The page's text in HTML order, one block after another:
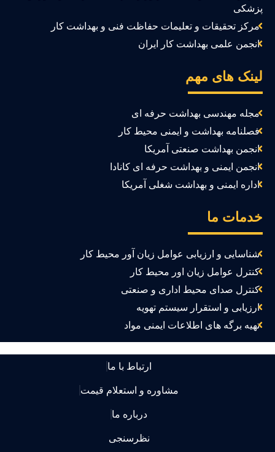
مرکز تحقیقات و تعلیمات حفاظت فنی و بهداشت کار
انجمن علمی بهداشت کار ایران
های مهم
مجله مهندسی بهداشت حرفه ای
فصلنامه بهداشت و ایمنی محیط کار
انجمن بهداشت صنعتی آمریکا
انجمن ایمنی و بهداشت حرفه ای کانادا
اداره ایمنی و بهداشت شغلی آمریکا
ما
شناسایی و ارزیابی عوامل زیان آور محیط کار
کنترل عوامل زیان اور محیط کار
کنترل صدای محیط اداری و صنعتی
ارزیابی و استقرار سیستم تهویه
تهیه برگه های اطلاعات ایمنی مواد
ارتباط با ما
مشاوره و استعلام قیمت
درباره ما
نظرسنجی